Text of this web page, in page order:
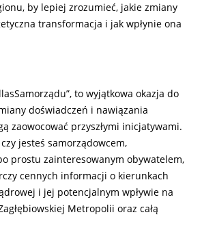
by lepiej zrozumieć, jakie zmiany
transformacja i jak wpłynie ona
to wyjątkowa okazja do
doświadczeń i nawiązania
zaowocować przyszłymi inicjatywami.
jesteś samorządowcem,
prostu zainteresowanym obywatelem,
cennych informacji o kierunkach
i jej potencjalnym wpływie na
Metropolii oraz całą